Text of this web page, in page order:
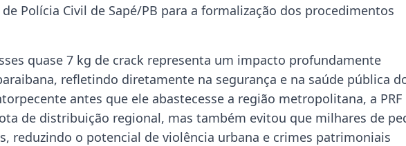
Polícia Civil de Sapé/PB para a formalização dos procedimentos
quase 7 kg de crack representa um impacto profundamente
refletindo diretamente na segurança e na saúde pública
antes que ele abastecesse a região metropolitana, a PRF
de distribuição regional, mas também evitou que milhares de
reduzindo o potencial de violência urbana e crimes patrimoniais